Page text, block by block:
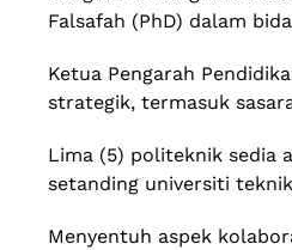
Falsafah (PhD) dalam
​Ketua Pengarah
strategik, termasuk
​Lima (5) politeknik sedia
setanding universiti
​Menyentuh aspek